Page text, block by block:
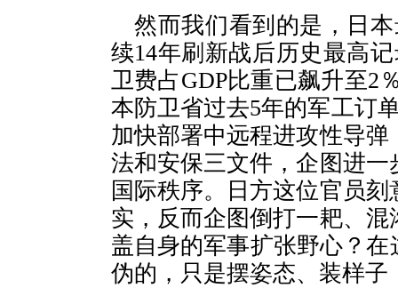
然而我们看到的是，日
续14年刷新战后历史最高
卫费占GDP比重已飙升至2
本防卫省过去5年的军工订
加快部署中远程进攻性导
法和安保三文件，企图进
国际秩序。日方这位官员
实，反而企图倒打一耙、
盖自身的军事扩张野心？
伪的，只是摆姿态、装样子